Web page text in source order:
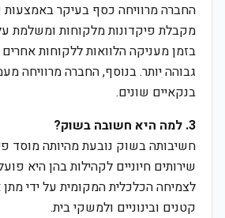
החברה מרוויחה כסף בעיקר באמצעות
מקבלת פיקדונות מלקוחות ומשלמת
בזמן מעניקה הלוואות ללקוחות
גבוהה יותר. בנוסף, החברה מרוויחה
בנקאיים שונים.
3. למה היא חשובה בשוק?
חשיבותה בשוק נובעת מהיותה מוסד
שירותים חיוניים לקהילות בהן היא
לצמיחה הכלכלית המקומית על ידי
קטנים ובינוניים ולמשקי בית.